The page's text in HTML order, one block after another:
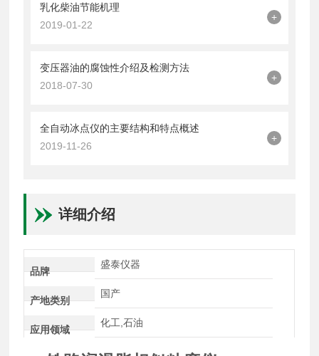
乳化柴油节能机理
2019-01-22
+
变压器油的腐蚀性介绍及检测方法
2018-07-30
+
全自动冰点仪的主要结构和特点概述
2019-11-26
+
详细介绍
品牌
盛泰仪器
产地类别
国产
应用领域
化工,石油